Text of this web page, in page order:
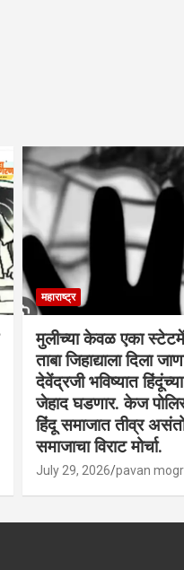
महाराष्ट्र
मुलीच्या केवळ एका
ताबा जिहाद्याला दिला
देवेंद्रजी भविष्यात
जेहाद घडणार. केज
हिंदू समाजात तीव्र
समाजाचा विराट मोर्चा.
July 29, 2026 pavan